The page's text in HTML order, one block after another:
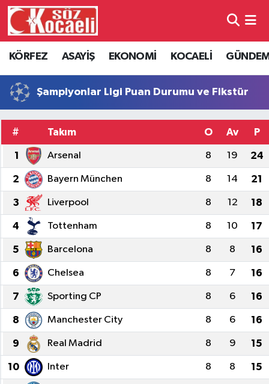
KÖRFEZ ASAYİŞ EKONOMİ KOCAELİ
Şampiyonlar Ligi Puan Durumu ve Fikstür
# Takım O Av P
1 Arsenal 8 19 24
2 Bayern München 8 14 21
3 Liverpool 8 12 18
4 Tottenham 8 10 17
5 Barcelona 8 8 16
6 Chelsea 8 7 16
7 Sporting CP 8 6 16
8 Manchester City 8 6 16
9 Real Madrid 8 9 15
10 Inter 8 8 15
Kocaeli Hava Durumu
Kocaeli Trafik Yoğunluk Haritası
Süper Lig Puan Durumu ve Fikstür
Tüm Manşetler
Son Dakika Haberleri
Haber Arşivi